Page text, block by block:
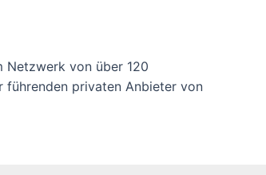
Netzwerk von über 120
führenden privaten Anbieter von